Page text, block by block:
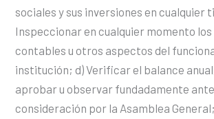
sociales y sus inversiones en cualquier
Inspeccionar en cualquier momento
contables u otros aspectos del
institución; d) Verificar el balance
aprobar u observar fundadamente
consideración por la Asamblea